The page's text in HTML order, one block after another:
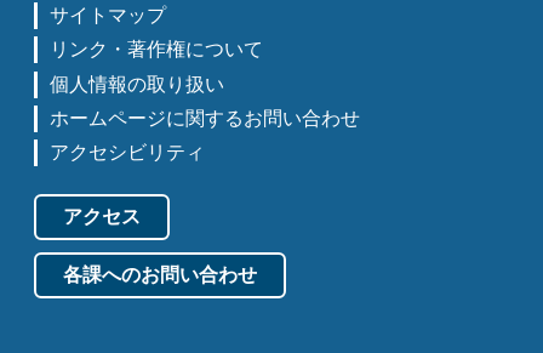
サイトマップ
リンク・著作権について
個人情報の取り扱い
ホームページに関するお問い合わせ
アクセシビリティ
アクセス
各課へのお問い合わせ